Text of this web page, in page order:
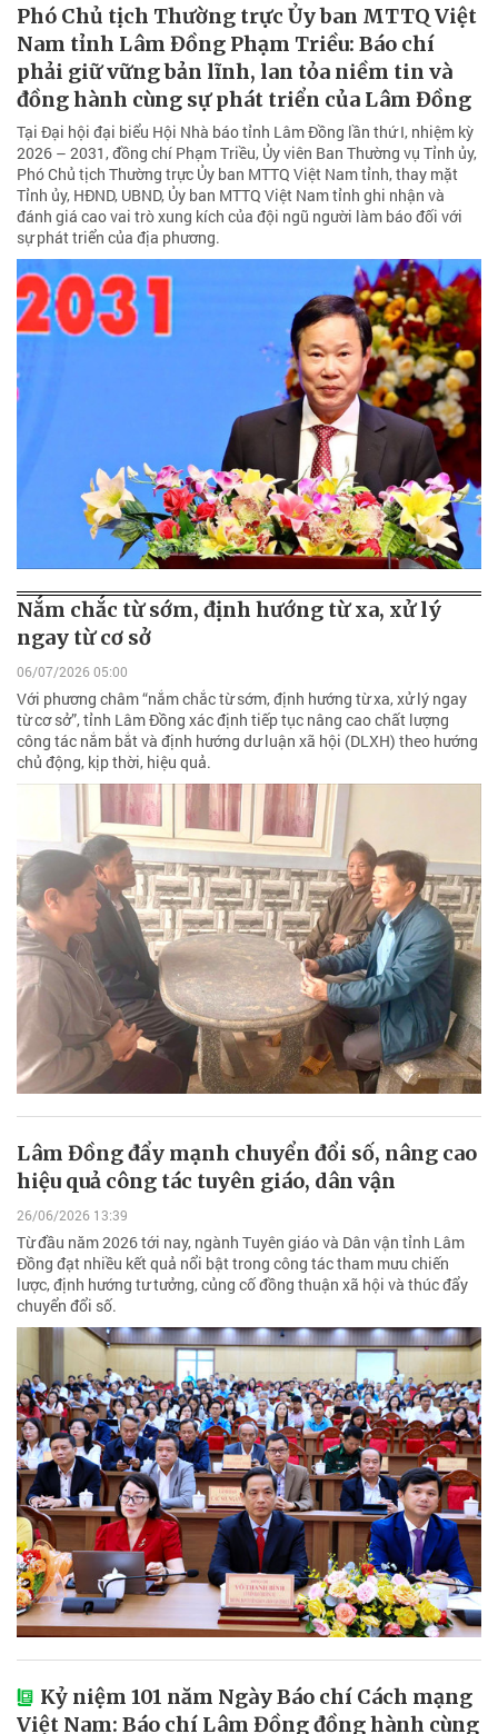
Phó Chủ tịch Thường trực Ủy ban MTTQ Việt
Nam tỉnh Lâm Đồng Phạm Triều: Báo chí
phải giữ vững bản lĩnh, lan tỏa niềm tin và
đồng hành cùng sự phát triển của Lâm Đồng
Tại Đại hội đại biểu Hội Nhà báo tỉnh Lâm Đồng lần thứ I, nhiệm kỳ
2026 – 2031, đồng chí Phạm Triều, Ủy viên Ban Thường vụ Tỉnh ủy,
Phó Chủ tịch Thường trực Ủy ban MTTQ Việt Nam tỉnh, thay mặt
Tỉnh ủy, HĐND, UBND, Ủy ban MTTQ Việt Nam tỉnh ghi nhận và
đánh giá cao vai trò xung kích của đội ngũ người làm báo đối với
sự phát triển của địa phương.
Nắm chắc từ sớm, định hướng từ xa, xử lý
ngay từ cơ sở
06/07/2026 05:00
Với phương châm “nắm chắc từ sớm, định hướng từ xa, xử lý ngay
từ cơ sở”, tỉnh Lâm Đồng xác định tiếp tục nâng cao chất lượng
công tác nắm bắt và định hướng dư luận xã hội (DLXH) theo hướng
chủ động, kịp thời, hiệu quả.
Lâm Đồng đẩy mạnh chuyển đổi số, nâng cao
hiệu quả công tác tuyên giáo, dân vận
26/06/2026 13:39
Từ đầu năm 2026 tới nay, ngành Tuyên giáo và Dân vận tỉnh Lâm
Đồng đạt nhiều kết quả nổi bật trong công tác tham mưu chiến
lược, định hướng tư tưởng, củng cố đồng thuận xã hội và thúc đẩy
chuyển đổi số.
Kỷ niệm 101 năm Ngày Báo chí Cách mạng
Việt Nam: Báo chí Lâm Đồng đồng hành cùng